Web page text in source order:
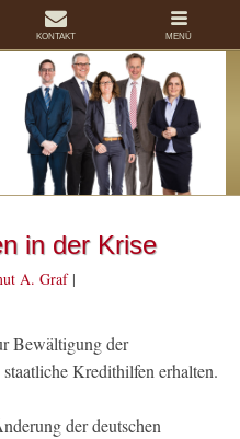
in der Krise
A. Graf|
Bewältigung der
Kredithilfen erhalten.
der deutschen
KONTAKT MENÜ